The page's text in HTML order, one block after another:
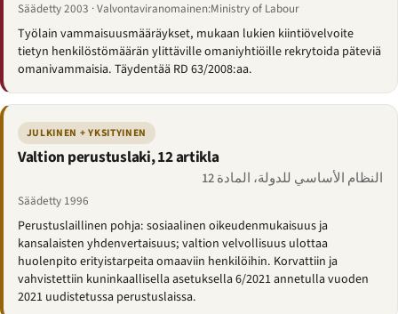
Säädetty 2003 · Valvontaviranomainen:Ministry of Labour
Työlain vammaisuusmääräykset, mukaan lukien kiintiövelvoite
tietyn henkilöstömäärän ylittäville omaniyhtiöille rekrytoida päteviä
omanivammaisia. Täydentää RD 63/2008:aa.
JULKINEN + YKSITYINEN
Valtion perustuslaki, 12 artikla
النظام الأساسي للدولة، المادة 12
Säädetty 1996
Perustuslaillinen pohja: sosiaalinen oikeudenmukaisuus ja
kansalaisten yhdenvertaisuus; valtion velvollisuus ulottaa
huolenpito erityistarpeita omaaviin henkilöihin. Korvattiin ja
vahvistettiin kuninkaallisella asetuksella 6/2021 annetulla vuoden
2021 uudistetussa perustuslaissa.